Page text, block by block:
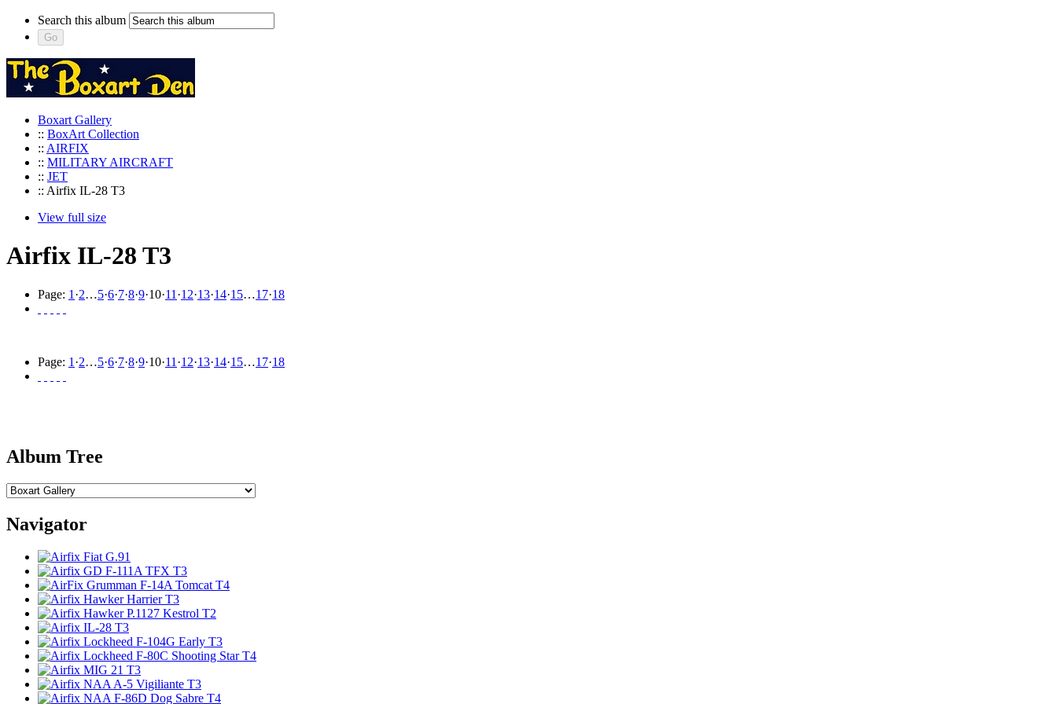
Search this album
Boxart Gallery
:: BoxArt Collection
:: AIRFIX
:: MILITARY AIRCRAFT
:: JET
:: Airfix IL-28 T3
View full size
Airfix IL-28 T3
Page: 1 ·2…5·6·7·8·9·10·11 ·12·13·14·15…17·18
Page: 1 ·2…5·6·7·8·9·10·11 ·12·13·14·15…17·18
Album Tree
Navigator